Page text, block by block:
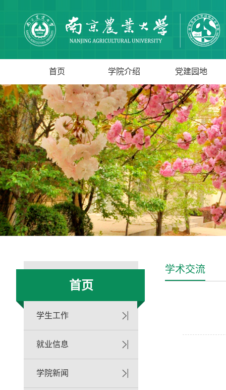
首页 学院介绍 党建园地
首页
学生工作
就业信息
学院新闻
学术交流